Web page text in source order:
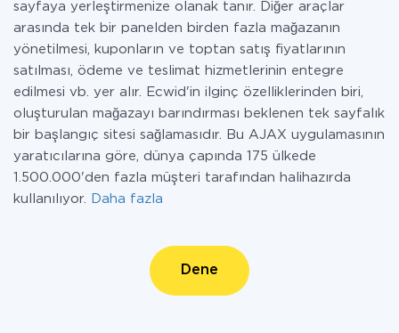
sayfaya yerleştirmenize olanak tanır. Diğer araçlar
arasında tek bir panelden birden fazla mağazanın
yönetilmesi, kuponların ve toptan satış fiyatlarının
satılması, ödeme ve teslimat hizmetlerinin entegre
edilmesi vb. yer alır. Ecwid'in ilginç özelliklerinden biri,
oluşturulan mağazayı barındırması beklenen tek sayfalık
bir başlangıç sitesi sağlamasıdır. Bu AJAX uygulamasının
yaratıcılarına göre, dünya çapında 175 ülkede
1.500.000'den fazla müşteri tarafından halihazırda
kullanılıyor.
Daha fazla
Dene